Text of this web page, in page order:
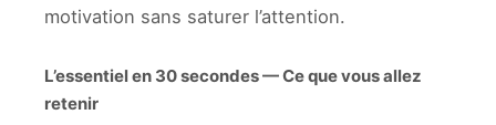
motivation sans saturer l’attention.
L’essentiel en 30 secondes — Ce que vous allez
retenir